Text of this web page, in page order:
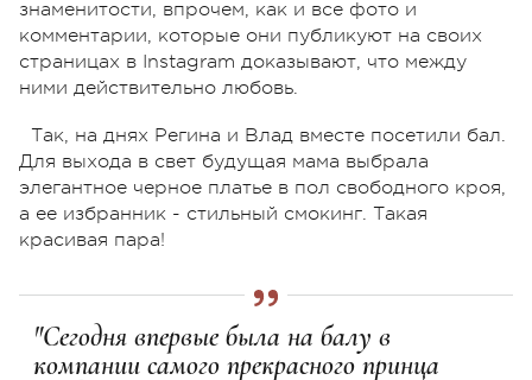
знаменитости, впрочем, как и все фото и
комментарии, которые они публикуют на своих
страницах в Instagram доказывают, что между
ними действительно любовь.
Так, на днях Регина и Влад вместе посетили бал.
Для выхода в свет будущая мама выбрала
элегантное черное платье в пол свободного кроя,
а ее избранник - стильный смокинг. Такая
красивая пара!
"Сегодня впервые была на балу в
компании самого прекрасного принца